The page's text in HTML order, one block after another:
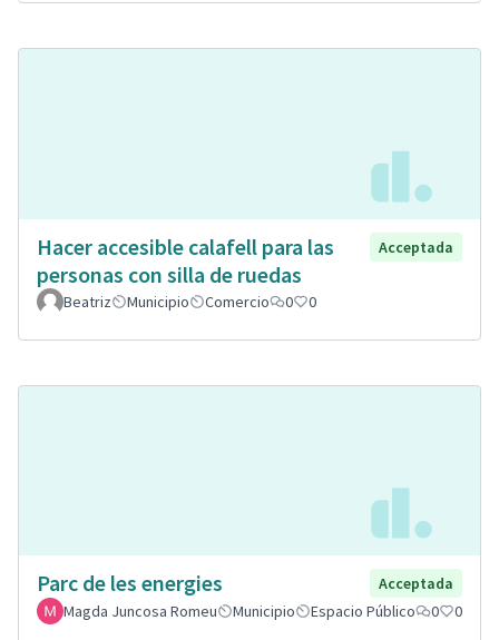
Hacer accesible calafell para las
personas con silla de ruedas
Acceptada
Beatriz Municipio Comercio 0 0
Parc de les energies
Acceptada
Magda Juncosa Romeu
Municipio Espacio Público 0 0